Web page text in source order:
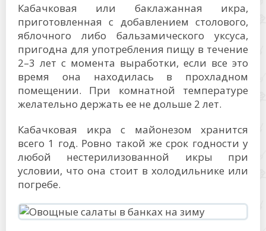
Кабачковая или баклажанная икра,
приготовленная с добавлением столового,
яблочного либо бальзамического уксуса,
пригодна для употребления пищу в течение
2–3 лет с момента выработки, если все это
время она находилась в прохладном
помещении. При комнатной температуре
желательно держать ее не дольше 2 лет.
Кабачковая икра с майонезом хранится
всего 1 год. Ровно такой же срок годности у
любой нестерилизованной икры при
условии, что она стоит в холодильнике или
погребе.